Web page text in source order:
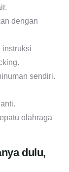
dengan
instruksi
sendiri.
olahraga
dulu,